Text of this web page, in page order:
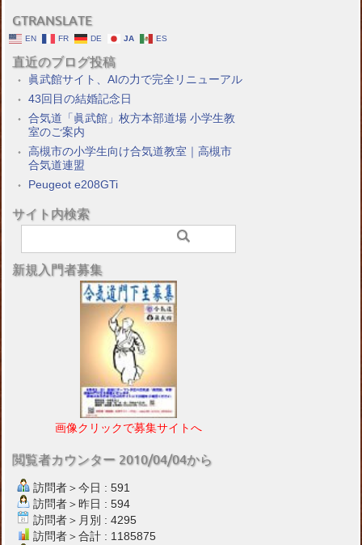
GTRANSLATE
EN FR DE JA ES
直近のブログ投稿
眞武館サイト、AIの力で完全リニューアル
43回目の結婚記念日
合気道「眞武館」枚方本部道場 小学生教
室のご案内
高槻市の小学生向け合気道教室｜高槻市
合気道連盟
Peugeot e208GTi
サイト内検索
新規入門者募集
画像クリックで募集サイトへ
閲覧者カウンター 2010/04/04から
訪問者＞今日 : 591
訪問者＞昨日 : 594
訪問者＞月別 : 4295
訪問者＞合計 : 1185875